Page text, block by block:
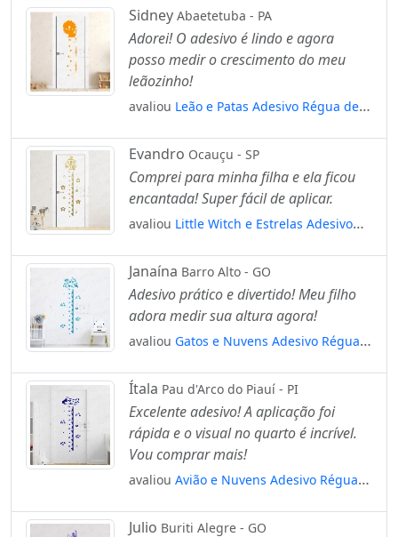
Altura para Quarto, Porta e Parede
Mod:160
Sidney Abaetetuba - PA
Adorei! O adesivo é lindo e agora
posso medir o crescimento do meu
leãozinho!
avaliou Leão e Patas Adesivo Régua de
para Quarto, Porta e Parede Mod:61
Evandro Ocauçu - SP
Comprei para minha filha e ela ficou
encantada! Super fácil de aplicar.
avaliou Little Witch e Estrelas Adesivo
de Altura para Quarto, Porta e Parede
Mod:229
Janaína Barro Alto - GO
Adesivo prático e divertido! Meu filho
adora medir sua altura agora!
avaliou Gatos e Nuvens Adesivo Régua
Altura para Quarto, Porta e Parede
Mod:61
Ítala Pau d'Arco do Piauí - PI
Excelente adesivo! A aplicação foi
rápida e o visual no quarto é incrível.
Vou comprar mais!
avaliou Avião e Nuvens Adesivo Régua
Altura para Quarto, Porta e Parede
Julio Buriti Alegre - GO